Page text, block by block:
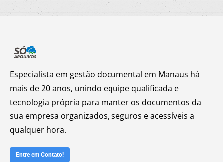
Especialista em gestão documental em Manaus há
mais de 20 anos, unindo equipe qualificada e
tecnologia própria para manter os documentos da
sua empresa organizados, seguros e acessíveis a
qualquer hora.
Entre em Contato!